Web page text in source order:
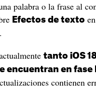
palabra o la frase al
Efectos de texto
tanto iOS
encuentran en fase
contienen